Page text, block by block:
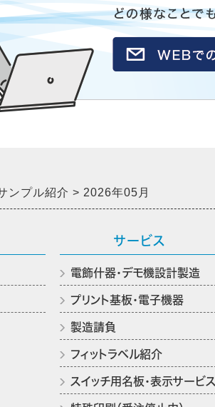
ンプル紹介 2026年05月
サービス
電飾什器・デモ機設計製造
プリント基板・電子機器
製造請負
フィットラベル紹介
スイッチ用名板・表示サービス